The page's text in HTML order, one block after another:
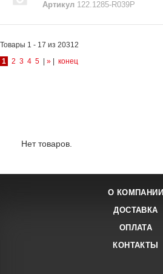
Артикул 122.1285-R039P
Товары 1 - 17 из 20312
1
2 3 4 5 » конец
Нет товаров.
О КОМПАНИИ
ДОСТАВКА
ОПЛАТА
КОНТАКТЫ